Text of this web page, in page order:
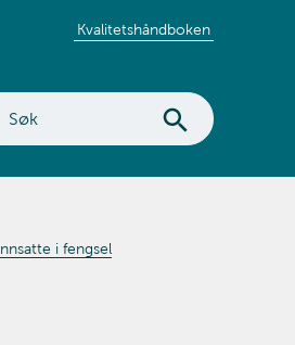
Kvalitetshåndboken
i fengsel